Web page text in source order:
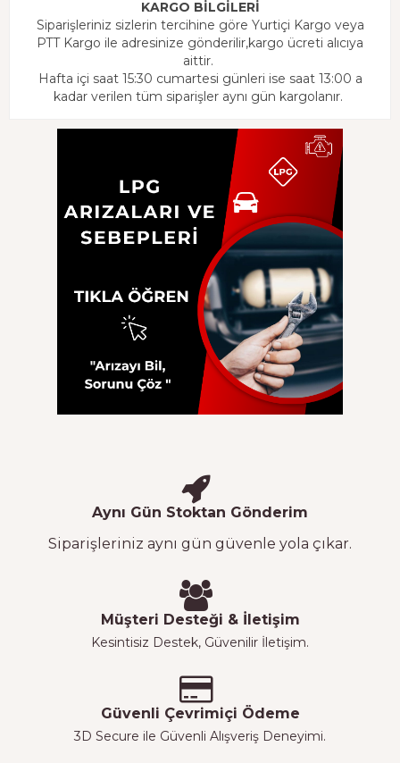
KARGO BİLGİLERİ
Siparişleriniz sizlerin tercihine göre Yurtiçi Kargo veya
PTT Kargo ile adresinize gönderilir,kargo ücreti alıcıya
aittir.
Hafta içi saat 15:30 cumartesi günleri ise saat 13:00 a
kadar verilen tüm siparişler aynı gün kargolanır.
Aynı Gün Stoktan Gönderim
Siparişleriniz aynı gün güvenle yola çıkar.
Müşteri Desteği & İletişim
Kesintisiz Destek, Güvenilir İletişim.
Güvenli Çevrimiçi Ödeme
3D Secure ile Güvenli Alışveriş Deneyimi.